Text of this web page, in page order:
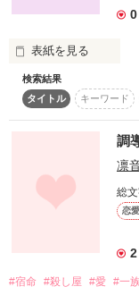
両家は古くから憎し
樋口家の長女として
神の子と揶揄される
古き良き伝統……
いや、古き悪しき伝
２人の運命は絡ま
神の子と言われる所
怪しく光る眼光は
何もかもを射抜く
0
表紙を見る
未編集
検索結果
タイトル
キーワード
調
凛
総
恋
2
#宿命 #殺し屋 #愛 #一